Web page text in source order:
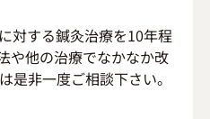
対する鍼灸治療を10年程
や他の治療でなかなか改
是非一度ご相談下さい。